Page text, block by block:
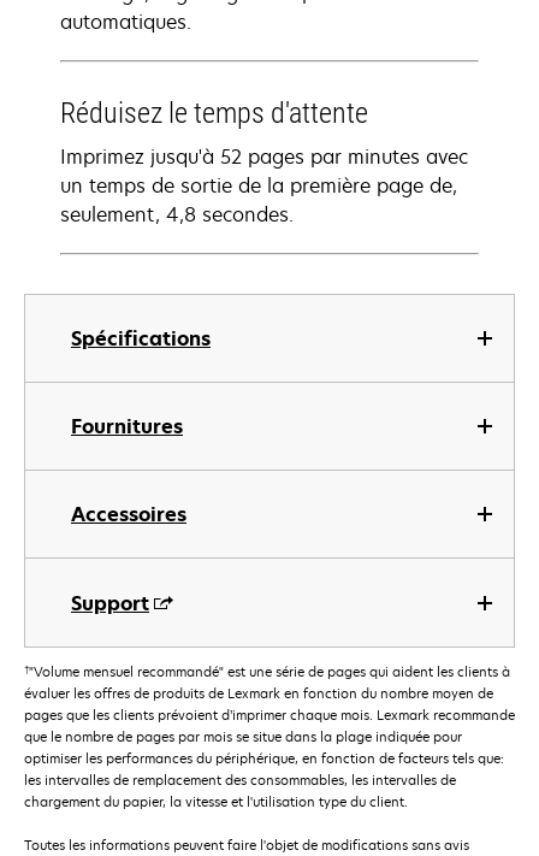
Spécifications
Fournitures
Accessoires
Support
automatiques.
Réduisez le temps d'attente
Imprimez jusqu'à 52 pages par minutes avec
un temps de sortie de la première page de,
seulement, 4,8 secondes.
†"Volume mensuel recommandé" est une série de pages qui aident les clients à
évaluer les offres de produits de Lexmark en fonction du nombre moyen de
pages que les clients prévoient d’imprimer chaque mois. Lexmark recommande
que le nombre de pages par mois se situe dans la plage indiquée pour
optimiser les performances du périphérique, en fonction de facteurs tels que:
les intervalles de remplacement des consommables, les intervalles de
chargement du papier, la vitesse et l'utilisation type du client.
Toutes les informations peuvent faire l'objet de modifications sans avis